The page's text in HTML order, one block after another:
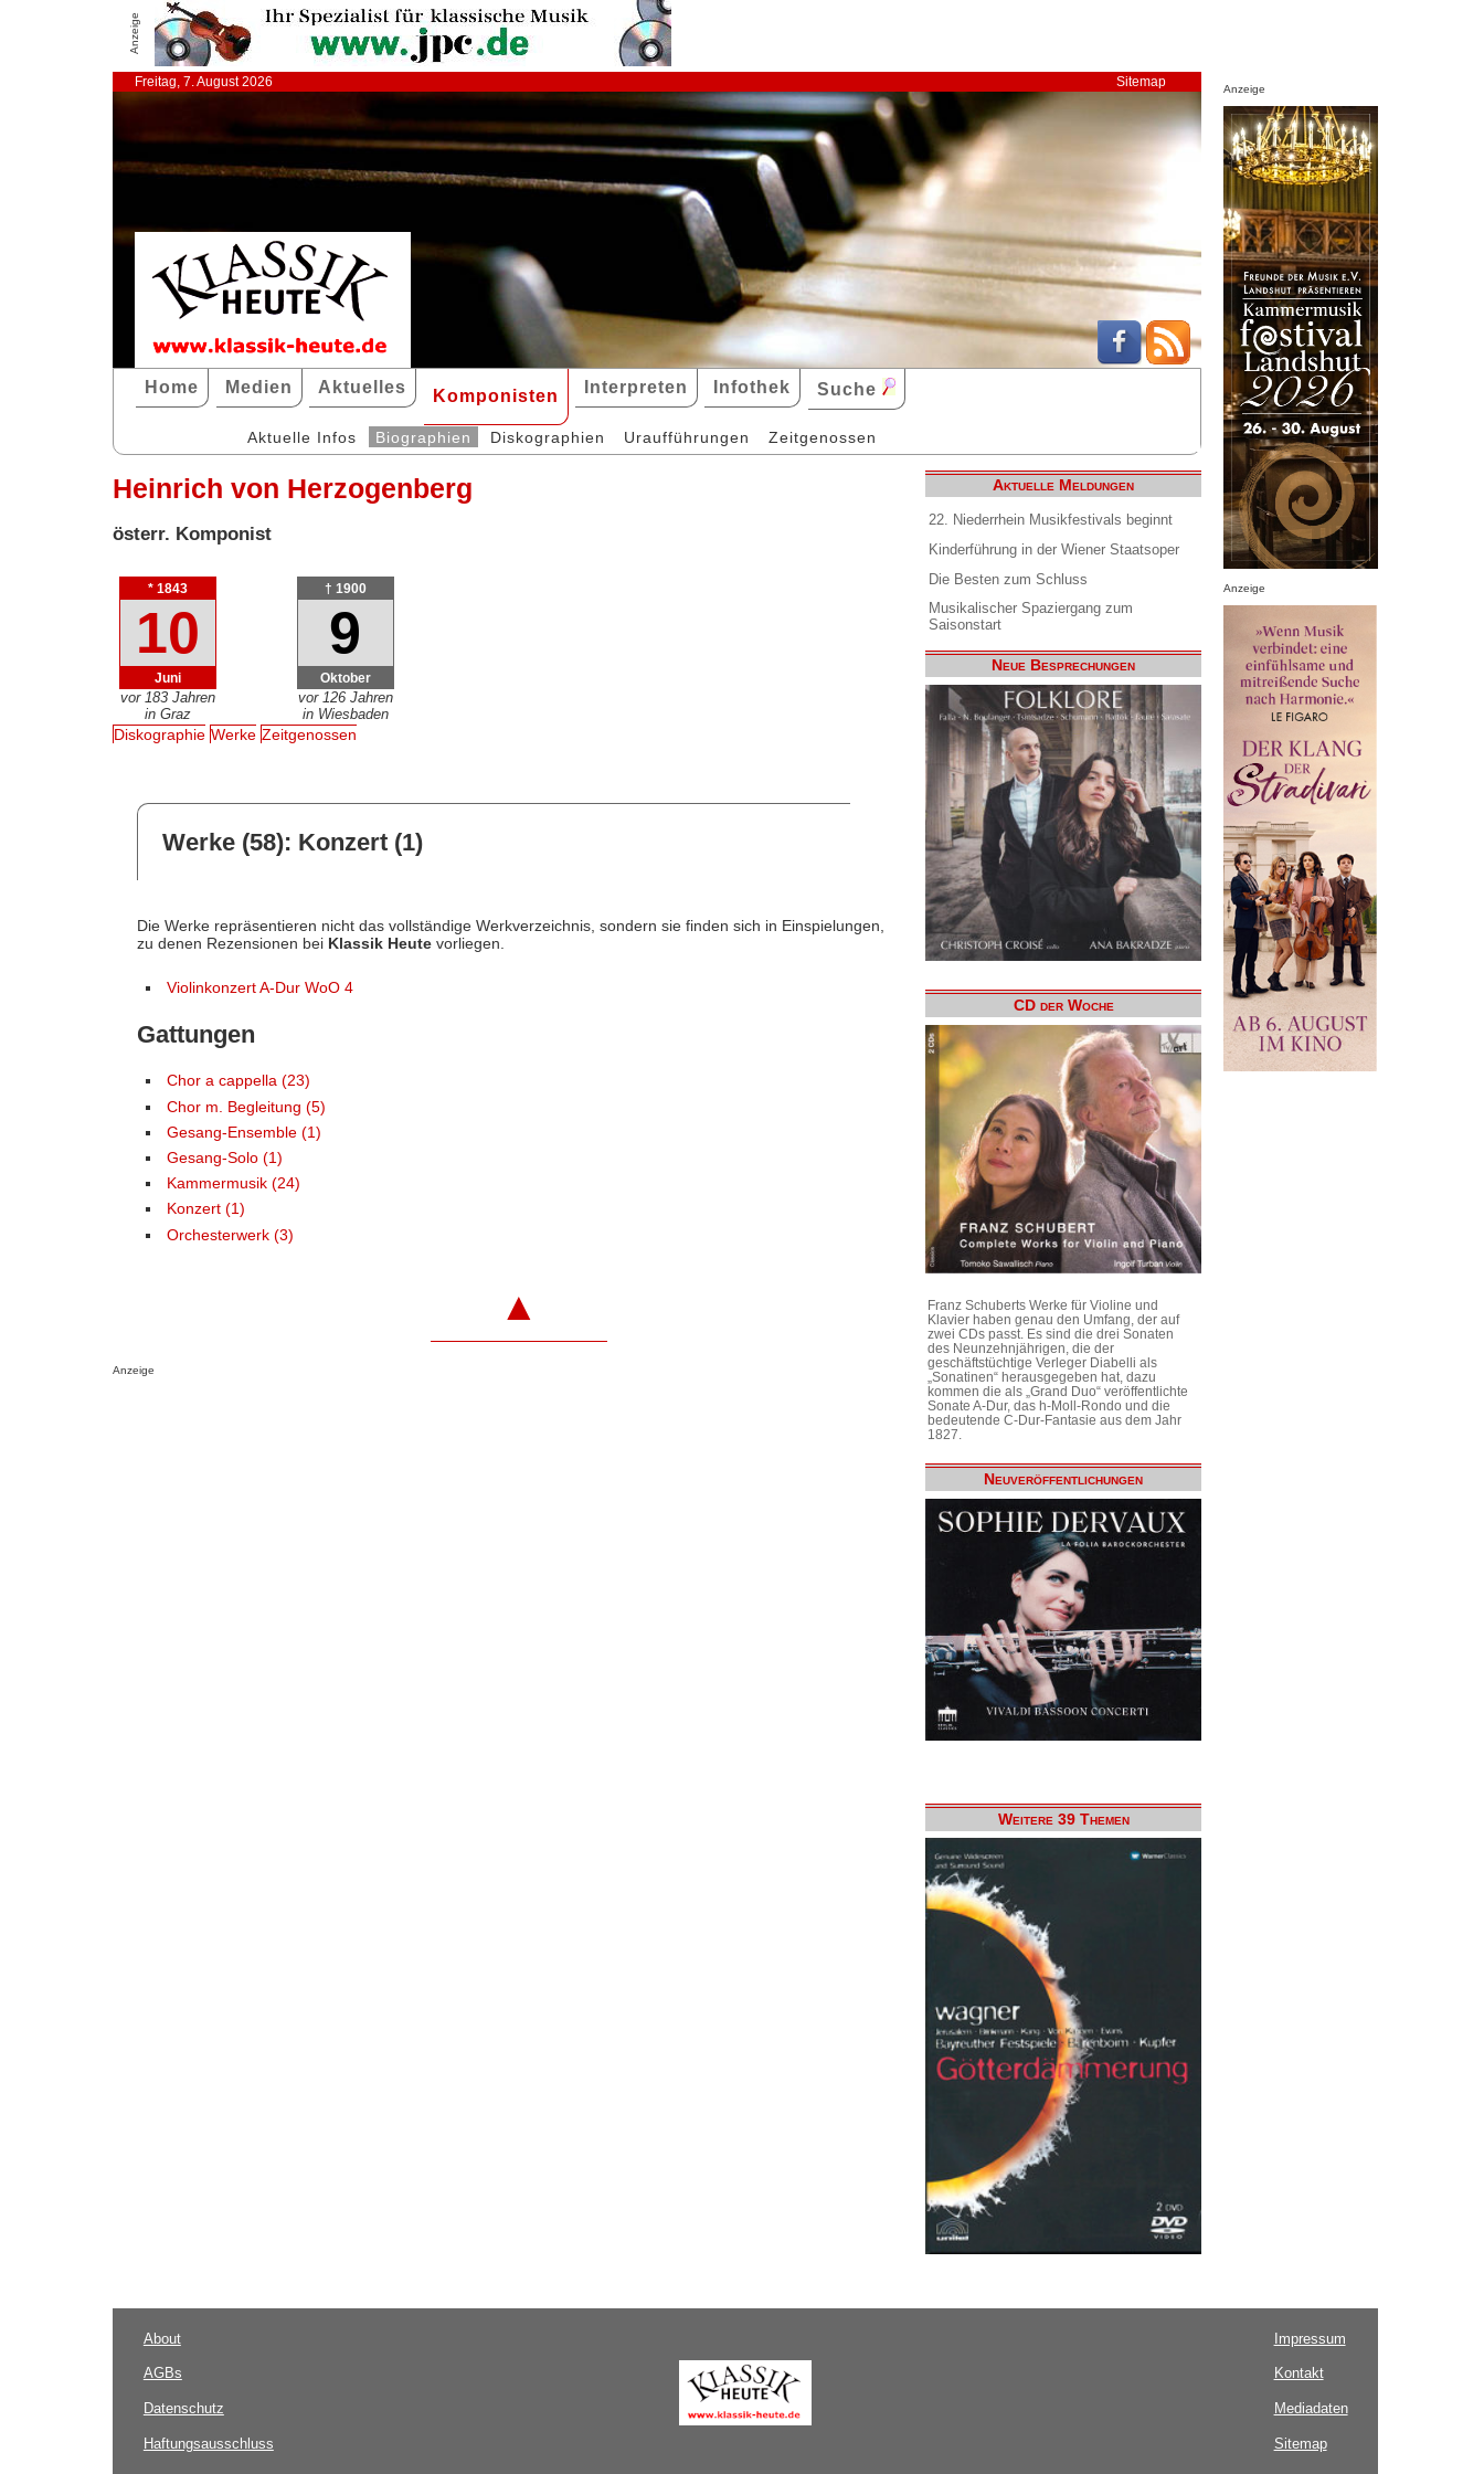
Anzeige
Freitag, 7. August 2026 Sitemap
Home Medien Aktuelles Komponisten Interpreten Infothek Suche
Aktuelle Infos Biographien Diskographien Uraufführungen Zeitgenossen
Heinrich von Herzogenberg
österr. Komponist
* 1843
10
Juni
vor 183 Jahren
in Graz
† 1900
9
Oktober
vor 126 Jahren
in Wiesbaden
Diskographie Werke Zeitgenossen
Werke (58): Konzert (1)
Die Werke repräsentieren nicht das vollständige Werkverzeichnis, sondern sie finden sich in Einspielungen,
zu denen Rezensionen bei Klassik Heutevorliegen.
Violinkonzert A-Dur WoO 4
Gattungen
Chor a cappella (23)
Chor m. Begleitung (5)
Gesang-Ensemble (1)
Gesang-Solo (1)
Kammermusik (24)
Konzert (1)
Orchesterwerk (3)
▲
Anzeige
Aktuelle Meldungen
22. Niederrhein Musikfestivals beginnt
Kinderführung in der Wiener Staatsoper
Die Besten zum Schluss
Musikalischer Spaziergang zum
Saisonstart
Neue Besprechungen
CD der Woche
Franz Schuberts Werke für Violine und
Klavier haben genau den Umfang, der auf
zwei CDs passt. Es sind die drei Sonaten
des Neunzehnjährigen, die der
geschäftstüchtige Verleger Diabelli als
„Sonatinen“ herausgegeben hat, dazu
kommen die als „Grand Duo“ veröffentlichte
Sonate A-Dur, das h-Moll-Rondo und die
bedeutende C-Dur-Fantasie aus dem Jahr
1827.
Neuveröffentlichungen
Weitere 39 Themen
Anzeige
Anzeige
About
AGBs
Datenschutz
Haftungsausschluss
Impressum
Kontakt
Mediadaten
Sitemap